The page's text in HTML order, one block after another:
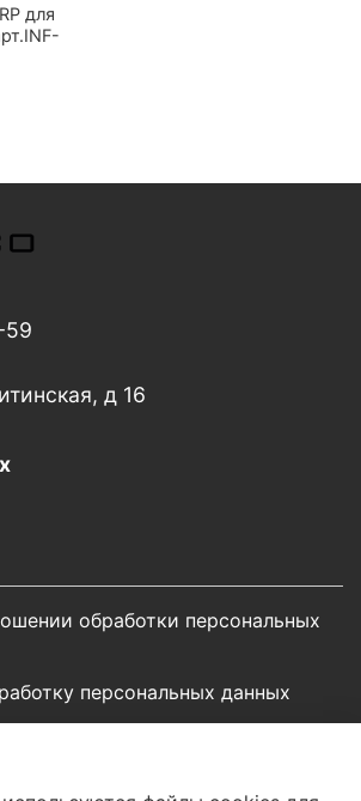
для
обработки персональных
персональных данных
59
д 16